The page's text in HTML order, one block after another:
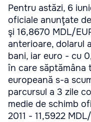
Pentru astăzi, 6
oficiale anunţate
şi 16,8670 MDL/
anterioare, dolarul
bani, iar euro - cu
în care săptămâna
europeană s-a
parcursul a 3 zile
medie de schimb
2011 - 11,5922